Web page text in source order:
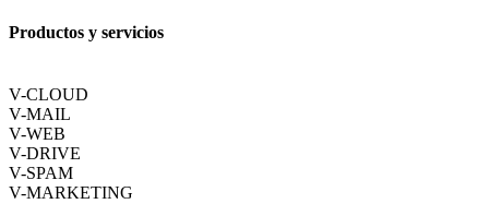
Productos y servicios
V-CLOUD
V-MAIL
V-WEB
V-DRIVE
V-SPAM
V-MARKETING